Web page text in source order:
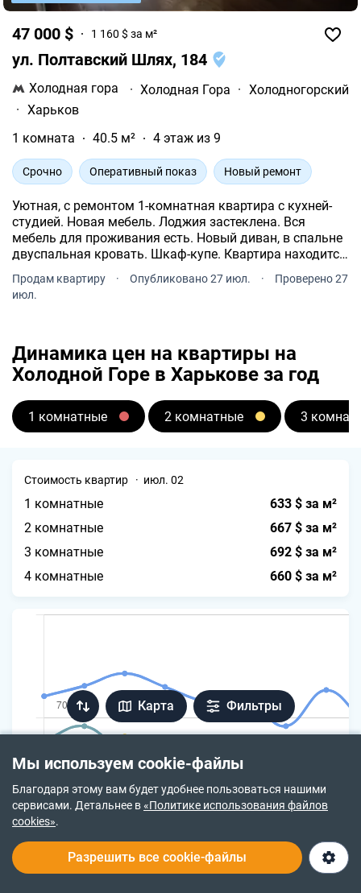
Мы используем cookie-файлы
Благодаря этому вам будет удобнее пользоваться нашими
сервисами. Детальнее в«Политике использования файлов
cookies».
Разрешить все cookie-файлы
Карта Фильтры
47 000 $ 1 160 $ за м²
ул. Полтавский Шлях, 184
Холодная гора · Холодная Гора · Холодногорский
· Харьков
1 комната
40.5 м² 4 этаж из 9
Срочно Оперативный показ Новый ремонт
Уютная, с ремонтом 1-комнатная квартира с кухней-
студией. Новая мебель. Лоджия застеклена. Вся
мебель для проживания есть. Новый диван, в спальне
двуспальная кровать. Шкаф-купе. Квартира находится
света, и в плане безопасности.
Продам квартиру · Опубликовано 27 июл. ·
Проверено 27
июл.
Динамика цен на квартиры на
Холодной Горе в Харькове за год
1 комнатные 2 комнатные 3
Стоимость квартир · июл. 02
1 комнатные
633 $ за м²
2 комнатные
667 $ за м²
3 комнатные
692 $ за м²
4 комнатные
660 $ за м²